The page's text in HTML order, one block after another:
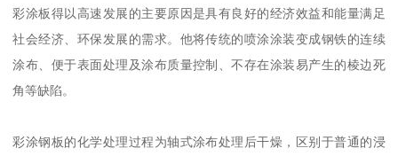
彩涂板得以高速发展的主要原因是具有良好的经济效益和能量满足
社会经济、环保发展的需求。他将传统的喷涂涂装变成钢铁的连续
涂布、便于表面处理及涂布质量控制、不存在涂装易产生的棱边死
角等缺陷。
彩涂钢板的化学处理过程为轴式涂布处理后干燥，区别于普通的浸